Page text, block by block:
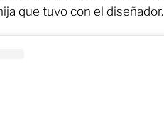
que tuvo con el diseñador.